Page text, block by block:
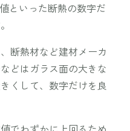
といった断熱の数字だ
断熱材など建材メーカ
どはガラス面の大きな
くして、数字だけを良